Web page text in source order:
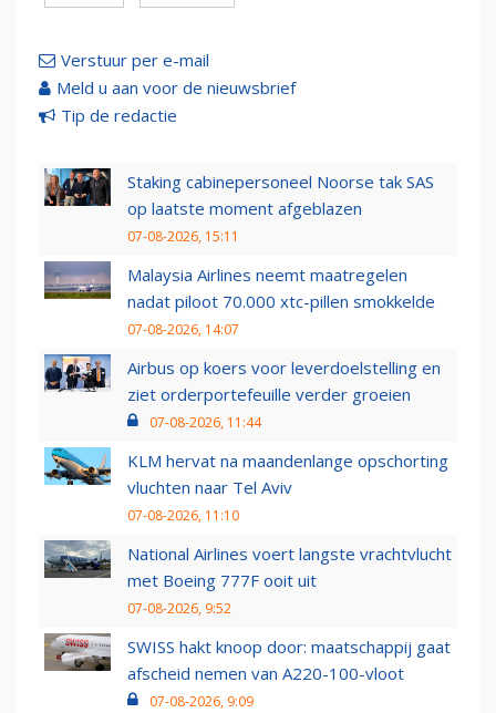
Verstuur per e-mail
Meld u aan voor de nieuwsbrief
Tip de redactie
Staking cabinepersoneel Noorse tak SAS
op laatste moment afgeblazen
07-08-2026, 15:11
Malaysia Airlines neemt maatregelen
nadat piloot 70.000 xtc-pillen smokkelde
07-08-2026, 14:07
Airbus op koers voor leverdoelstelling en
ziet orderportefeuille verder groeien
07-08-2026, 11:44
KLM hervat na maandenlange opschorting
vluchten naar Tel Aviv
07-08-2026, 11:10
National Airlines voert langste vrachtvlucht
met Boeing 777F ooit uit
07-08-2026, 9:52
SWISS hakt knoop door: maatschappij gaat
afscheid nemen van A220-100-vloot
07-08-2026, 9:09